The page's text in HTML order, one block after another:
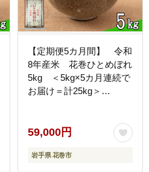
【定期便5カ月間】 令和
8年産米 花巻ひとめぼれ
5kg ＜5kg×5カ月連続で
お届け＝計25kg＞
59,000円
岩手県 花巻市